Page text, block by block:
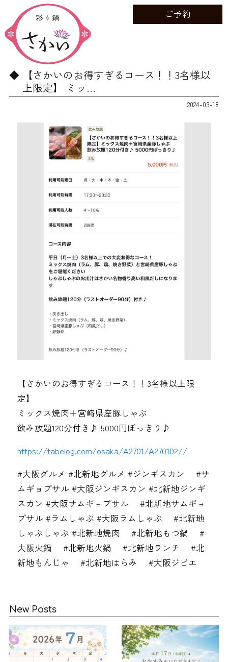
ご予約
【さかいのお得すぎるコース！！3名様以
上限定】 ミッ…
2024-03-18
【さかいのお得すぎるコース！！3名様以上限
定】
ミックス焼肉＋宮﨑県産豚しゃぶ
飲み放題120分付き♪ 5000円ぽっきり♪
https://tabelog.com/osaka/A2701/A270102//
#大阪グルメ #北新地グルメ #ジンギスカン #サ
ムギョプサル #大阪ジンギスカン #北新地ジンギ
スカン #大阪サムギョプサル #北新地サムギョ
プサル #ラムしゃぶ #大阪ラムしゃぶ #北新地
しゃぶしゃぶ #北新地焼肉 #北新地もつ鍋 #
大阪火鍋 #北新地火鍋 #北新地ランチ #北
新地もんじゃ #北新地はらみ #大阪ジビエ
New Posts